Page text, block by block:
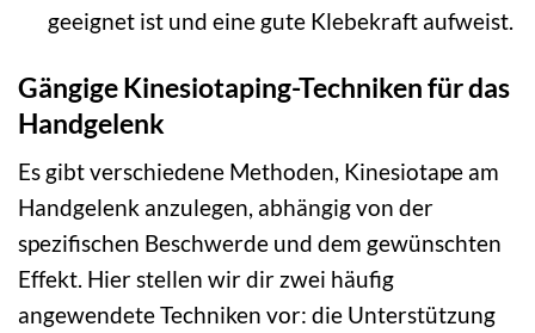
geeignet ist und eine gute Klebekraft aufweist.
Gängige Kinesiotaping-Techniken für das
Handgelenk
Es gibt verschiedene Methoden, Kinesiotape am
Handgelenk anzulegen, abhängig von der
spezifischen Beschwerde und dem gewünschten
Effekt. Hier stellen wir dir zwei häufig
angewendete Techniken vor: die Unterstützung